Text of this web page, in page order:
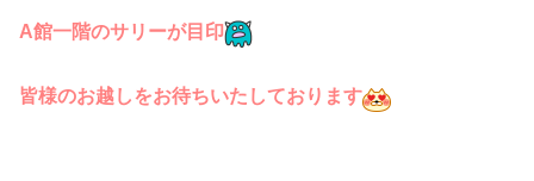
A館一階のサリーが目印
皆様のお越しをお待ちいたしております